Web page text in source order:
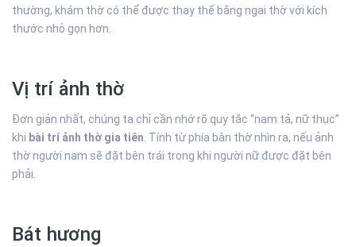
thường, khám thờ có thể được thay thế bằng ngai thờ với kích
thước nhỏ gọn hơn.
Vị trí ảnh thờ
Đơn giản nhất, chúng ta chỉ cần nhớ rõ quy tắc “nam tả, nữ thục”
khi bài trí ảnh thờ gia tiên . Tính từ phía bàn thờ nhìn ra, nếu ảnh
thờ người nam sẽ đặt bên trái trong khi người nữ được đặt bên
phải.
Bát hương